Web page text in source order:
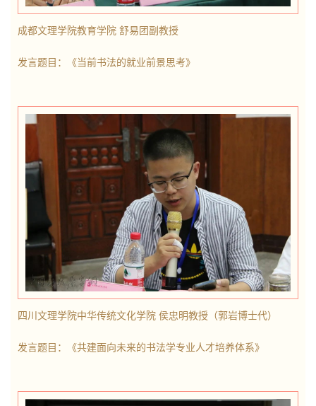
成都文理学院教育学院 舒易团副教授
发言题目：《当前书法的就业前景思考》
四川文理学院中华传统文化学院 侯忠明教授（郭岩博士代）
发言题目：《共建面向未来的书法学专业人才培养体系》